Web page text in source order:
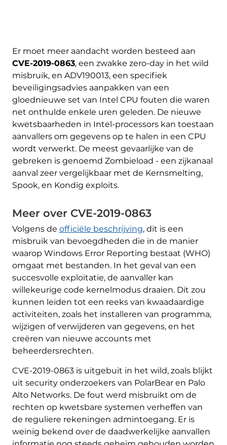
Er moet meer aandacht worden besteed aan
CVE-2019-0863, een zwakke zero-day in het wild
misbruik, en ADV190013, een specifiek
beveiligingsadvies aanpakken van een
gloednieuwe set van Intel CPU fouten die waren
net onthulde enkele uren geleden. De nieuwe
kwetsbaarheden in Intel-processors kan toestaan
​​aanvallers om gegevens op te halen in een CPU
wordt verwerkt. De meest gevaarlijke van de
gebreken is genoemd Zombieload - een zijkanaal
aanval zeer vergelijkbaar met de Kernsmelting,
Spook, en Kondig exploits.
Meer over CVE-2019-0863
Volgens de officiële beschrijving, dit is een
misbruik van bevoegdheden die in de manier
waarop Windows Error Reporting bestaat (WHO)
omgaat met bestanden. In het geval van een
succesvolle exploitatie, de aanvaller kan
willekeurige code kernelmodus draaien. Dit zou
kunnen leiden tot een reeks van kwaadaardige
activiteiten, zoals het installeren van programma,
wijzigen of verwijderen van gegevens, en het
creëren van nieuwe accounts met
beheerdersrechten.
CVE-2019-0863 is uitgebuit in het wild, zoals blijkt
uit security onderzoekers van PolarBear en Palo
Alto Networks. De fout werd misbruikt om de
rechten op kwetsbare systemen verheffen van
de reguliere rekeningen admintoegang. Er is
weinig bekend over de daadwerkelijke aanvallen